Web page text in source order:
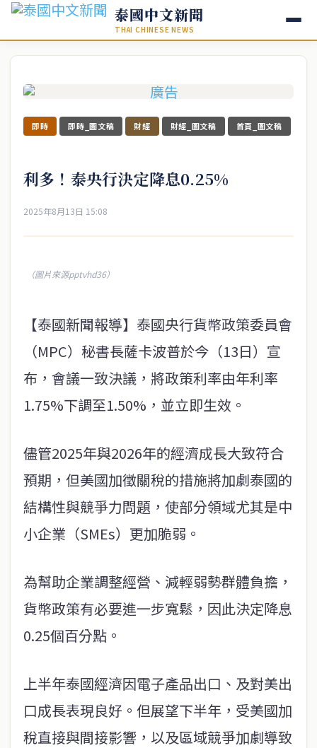
泰國中文新聞
THAI CHINESE NEWS
即時 即時_圖文稿 財經 財經_圖文稿 首頁_圖文稿
利多！泰央行決定降息0.25%
2025年8月13日 15:08
（圖片來源pptvhd36）
【泰國新聞報導】泰國央行貨幣政策委員會
（MPC）秘書長薩卡波普於今（13日）宣
布，會議一致決議，將政策利率由年利率
1.75%下調至1.50%，並立即生效。
儘管2025年與2026年的經濟成長大致符合
預期，但美國加徵關稅的措施將加劇泰國的
結構性與競爭力問題，使部分領域尤其是中
小企業（SMEs）更加脆弱。
為幫助企業調整經營、減輕弱勢群體負擔，
貨幣政策有必要進一步寬鬆，因此決定降息
0.25個百分點。
上半年泰國經濟因電子產品出口、及對美出
口成長表現良好。但展望下半年，受美國加
稅直接與間接影響，以及區域競爭加劇導致